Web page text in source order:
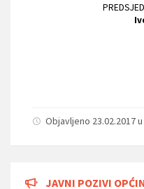
Objavljeno 23.02.2017 u
JAVNI POZIVI